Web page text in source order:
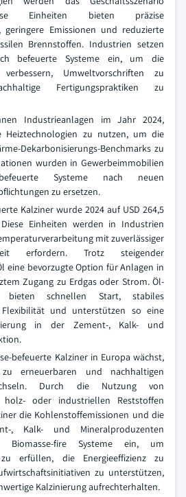
Einheiten bieten präzise
geringere Emissionen und reduzierte
Brennstoffen. Industrien setzen
befeuerte Systeme ein, um die
Umweltvorschriften zu
Fertigungspraktiken zu
Industrieanlagen im Jahr 2024,
Heiztechnologien zu nutzen, um die
Dekarbonisierungs-Benchmarks zu
wurden in Gewerbeimmobilien
Systeme nach neuen
zu ersetzen.
Kalziner wurde 2024 auf USD 264,5
Einheiten werden in Industrien
mit zuverlässiger
erfordern. Trotz steigender
eine bevorzugte Option für Anlagen in
Zugang zu Erdgas oder Strom. Öl-
bieten schnellen Start, stabiles
und unterstützen so eine
in der Zement-, Kalk- und
befeuerte Kalziner in Europa wächst,
erneuerbaren und nachhaltigen
Durch die Nutzung von
holz- oder industriellen Reststoffen
die Kohlenstoffemissionen und die
, Kalk- und Mineralproduzenten
Biomasse-fire Systeme ein, um
zu erfüllen, die Energieeffizienz zu
zu unterstützen,
Kalzinierung aufrechterhalten.